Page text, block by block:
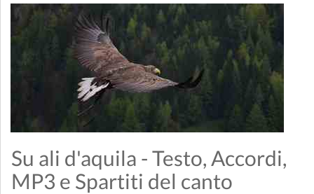
Su ali d'aquila - Testo, Accordi,
MP3 e Spartiti del canto